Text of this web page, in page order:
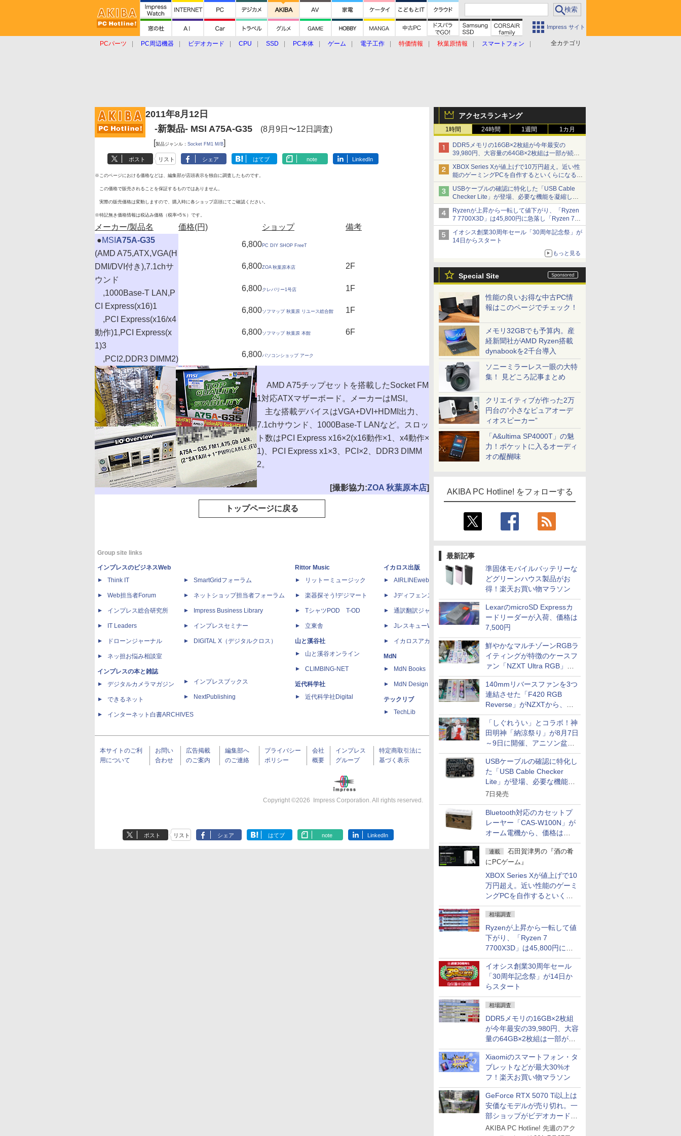
Impress サイト
全カテゴリ
PCパーツ PC周辺機器 ビデオカード CPU SSD PC本体 ゲーム 電子工作 特価情報 秋葉原情報
スマートフォン
アクセスランキング
1時間 24時間 1週間 1カ月
DDR5メモリの16GB×2枚組が今年最安の
39,980円、大容量の64GB×2枚組は一部が続騰
[8月前半のメモリ価格]
XBOX Series Xが値上げで10万円超え。近い性
能のゲーミングPCを自作するといくらになる？
【石田賀津男の『酒の肴にPCゲーム』】
USBケーブルの確認に特化した「USB Cable
Checker Lite」が登場、必要な機能を凝縮しコ
ンパクトに 7日発売
Ryzenが上昇から一転して値下がり、「Ryzen
7 7700X3D」は45,800円に急落し「Ryzen 7
7800X3D」との価格逆転解消 [8月前半のCPU
価格]
イオシス創業30周年セール「30周年記念祭」が
14日からスタート
もっと見る
Special Site
性能の良いお得な中古PC情
報はこのページでチェック！
メモリ32GBでも予算内。産
経新聞社がAMD Ryzen搭載
dynabookを2千台導入
ソニーミラーレス一眼の大特
集！ 見どころ記事まとめ
クリエイティブが作った2万
円台の“小さなピュアオーデ
ィオスピーカー”
「A&ultima SP4000T」の魅
力！ポケットに入るオーディ
オの醍醐味
AKIBA PC Hotline! をフォローする
最新記事
準固体モバイルバッテリーな
どグリーンハウス製品がお
得！楽天お買い物マラソン
LexarのmicroSD Expressカ
ードリーダーが入荷、価格は
7,500円
鮮やかなマルチゾーンRGBラ
イティングが特徴のケースフ
ァン「NZXT Ultra RGB」が
発売、計8製品
140mmリバースファンを3つ
連結させた「F420 RGB
Reverse」がNZXTから、単
一フレーム採用
「しぐれうい」とコラボ！神
田明神「納涼祭り」が8月7日
～9日に開催、アニソン盆踊
りや屋台グルメなどもあり
USBケーブルの確認に特化し
た「USB Cable Checker
Lite」が登場、必要な機能を
凝縮しコンパクトに
7日発売
Bluetooth対応のカセットプ
レーヤー「CAS-W100N」が
オーム電機から、価格は
5,940円
連載
石田賀津男の『酒の肴
にPCゲーム』
XBOX Series Xが値上げで10
万円超え。近い性能のゲーミ
ングPCを自作するといくら
になる？
相場調査
Ryzenが上昇から一転して値
下がり、「Ryzen 7
7700X3D」は45,800円に急
落し「Ryzen 7 7800X3D」
との価格逆転解消 [8月前半の
CPU価格]
イオシス創業30周年セール
「30周年記念祭」が14日か
らスタート
相場調査
DDR5メモリの16GB×2枚組
が今年最安の39,980円、大容
量の64GB×2枚組は一部が続
騰 [8月前半のメモリ価格]
Xiaomiのスマートフォン・タ
ブレットなどが最大30%オ
フ！楽天お買い物マラソン
GeForce RTX 5070 Ti以上は
安価なモデルが売り切れ。一
部ショップがビデオカードの
購入制限を実施したニュース
AKIBA PC Hotline! 先週のアク
2011年8月12日
-新製品- MSI A75A-G35 (8月9日〜12日調査)
[製品ジャンル： Socket FM1 M/B]
ポスト リスト シェア はてブ note LinkedIn
※このページにおける価格などは、編集部が店頭表示を独自に調査したものです。
この価格で販売されることを保証するものではありません。
実際の販売価格は変動しますので、購入時に各ショップ店頭にてご確認ください。
※特記無き価格情報は税込み価格（税率=5％）です。
メーカー/製品名 価格(円) ショップ
備考
●MSI A75A-G35
(AMD A75,ATX,VGA(H
DMI/DVI付き),7.1chサ
ウンド
,1000Base-T LAN,P
CI Express(x16)1
,PCI Express(x16/x4
動作)1,PCI Express(x
1)3
,PCI2,DDR3 DIMM2)
6,800PC DIY SHOP FreeT
6,800ZOA 秋葉原本店 2F
6,800クレバリー1号店 1F
6,800ソフマップ 秋葉原 リユース総合館 1F
6,800ソフマップ 秋葉原 本館 6F
6,800パソコンショップ アーク
AMD A75チップセットを搭載したSocket FM
1対応ATXマザーボード。メーカーはMSI。
主な搭載デバイスはVGA+DVI+HDMI出力、
7.1chサウンド、1000Base-T LANなど。スロッ
ト数はPCI Express x16×2(x16動作×1、x4動作×
1)、PCI Express x1×3、PCI×2、DDR3 DIMM
2。
[撮影協力:ZOA 秋葉原本店]
トップページに戻る
Group site links
インプレスのビジネスWeb
Think IT
Web担当者Forum
インプレス総合研究所
IT Leaders
ドローンジャーナル
ネッ担お悩み相談室
インプレスの本と雑誌
デジタルカメラマガジン
できるネット
インターネット白書ARCHIVES
SmartGridフォーラム
ネットショップ担当者フォーラム
Impress Business Library
インプレスセミナー
DIGITAL X（デジタルクロス）
インプレスブックス
NextPublishing
Rittor Music
リットーミュージック
楽器探そう!デジマート
TシャツPOD T-OD
立東舎
山と溪谷社
山と溪谷オンライン
CLIMBING-NET
近代科学社
近代科学社Digital
イカロス出版
AIRLINEweb
Jディフェンスニュース
通訳翻訳ジャーナル
JレスキューWeb
イカロスアカデミー
MdN
MdN Books
MdN Design Interactive
テックリブ
TechLib
ICE
天海社
impress QuickBooks
PUBFUN
パブファンセルフ
IPGネットワーク
TシャツPOD pTa.shop
カスタム写真集POD fabli
Impress Group Publication Informa
tion
本サイトのご利
用について
お問い
合わせ
広告掲載
のご案内
編集部へ
のご連絡
プライバシー
ポリシー
会社
概要
インプレス
グループ
特定商取引法に
基づく表示
Copyright ©2026 Impress Corporation. All rights reserved.
ポスト リスト シェア はてブ note LinkedIn